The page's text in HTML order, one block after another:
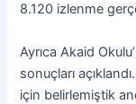
8.120 izlenme
Ayrıca Akaid
sonuçları
için belirlemiştik